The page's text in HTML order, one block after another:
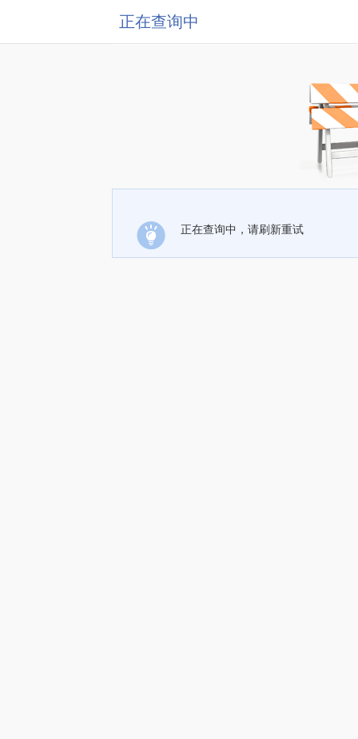
正在查询中
正在查询中，请刷新重试